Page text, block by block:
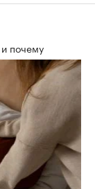
почему